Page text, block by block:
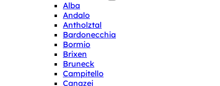
Alba
Andalo
Antholztal
Bardonecchia
Bormio
Brixen
Bruneck
Campitello
Canazei